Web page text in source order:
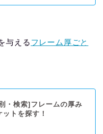
与える フレーム厚ごと
・検索]フレームの厚み
ットを探す！